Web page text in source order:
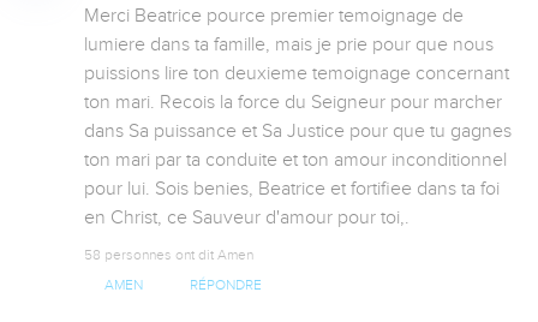
Merci Beatrice pource premier temoignage de
lumiere dans ta famille, mais je prie pour que nous
puissions lire ton deuxieme temoignage concernant
ton mari. Recois la force du Seigneur pour marcher
dans Sa puissance et Sa Justice pour que tu gagnes
ton mari par ta conduite et ton amour inconditionnel
pour lui. Sois benies, Beatrice et fortifiee dans ta foi
en Christ, ce Sauveur d'amour pour toi,.
58 personnes ont dit Amen
AMEN RÉPONDRE